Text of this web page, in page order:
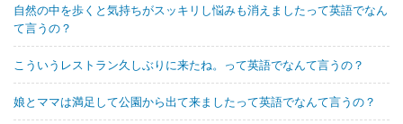
自然の中を歩くと気持ちがスッキリし悩みも消えましたって英語でなん
て言うの？
こういうレストラン久しぶりに来たね。って英語でなんて言うの？
娘とママは満足して公園から出て来ましたって英語でなんて言うの？